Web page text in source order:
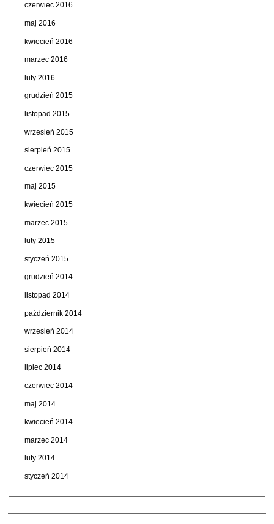
czerwiec 2016
maj 2016
kwiecień 2016
marzec 2016
luty 2016
grudzień 2015
listopad 2015
wrzesień 2015
sierpień 2015
czerwiec 2015
maj 2015
kwiecień 2015
marzec 2015
luty 2015
styczeń 2015
grudzień 2014
listopad 2014
październik 2014
wrzesień 2014
sierpień 2014
lipiec 2014
czerwiec 2014
maj 2014
kwiecień 2014
marzec 2014
luty 2014
styczeń 2014